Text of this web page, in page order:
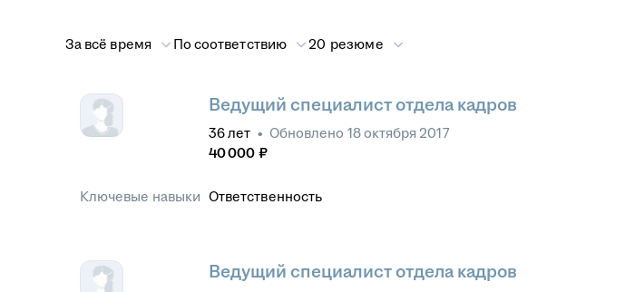
За всё время По соответствию 20 резюме
Ведущий специалист отдела кадров
36лет • Обновлено 18 октября 2017
40 000 ₽
Ключевые навыки Ответственность
Ведущий специалист отдела кадров